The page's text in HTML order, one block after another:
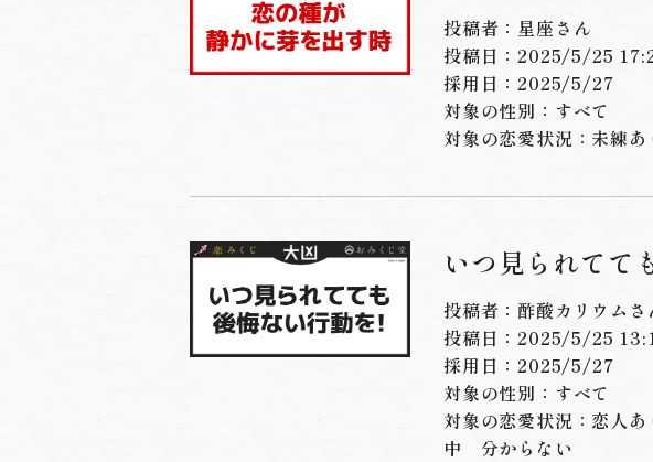
投稿者：星座さん
投稿日：2025/5/25
採用日：2025/5/27
対象の性別：すべて
対象の恋愛状況： 未練あ
いつ見られてて
投稿者：酢酸カリウムさ
投稿日：2025/5/25
採用日：2025/5/27
対象の性別：すべて
対象の恋愛状況： 恋人あ
中
分からない